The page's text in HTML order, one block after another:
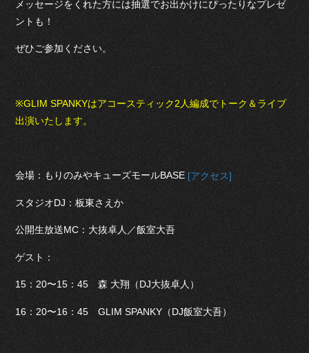
メッセージをくれた方には抽選でお出かけにぴったりなプレゼ
ントも！
ぜひご参加ください。
※GLIM SPANKYはアコースティック2人編成でトーク＆ライブ
出演いたします。
会場：もりのみやキューズモールBASE [アクセス]
スタジオDJ：板東さえか
公開生放送MC：大抜卓人／飯室大吾
ゲスト：
15：20〜15：45 森 大翔（DJ大抜卓人）
16：20〜16：45 GLIM SPANKY（DJ飯室大吾）